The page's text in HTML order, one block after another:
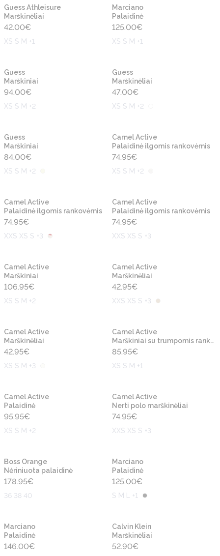
Guess Athleisure
Marškinėliai
42.00€
XS S M +1
Marciano
Palaidinė
125.00€
XS S M +1
Guess
Marškiniai
94.00€
XS S M +2
Guess
Marškinėliai
47.00€
XS S M +2
Guess
Marškiniai
84.00€
XS S M +2
Camel Active
Palaidinė ilgomis rankovėmis
74.95€
XS S M +2
Camel Active
Palaidinė ilgomis rankovėmis
74.95€
XXS XS S +3
Camel Active
Palaidinė ilgomis rankovėmis
74.95€
XXS XS S +3
Camel Active
Marškiniai
106.95€
XS S M +2
Camel Active
Marškinėliai
42.95€
XXS XS S +3
Camel Active
Marškinėliai
42.95€
XS S M +3
Camel Active
Marškiniai su trumpomis rankovėmis
85.95€
XS S M +1
Camel Active
Palaidinė
95.95€
XS S M +2
Camel Active
Nerti polo marškinėliai
74.95€
XXS XS S +3
Boss Orange
Nėriniuota palaidinė
178.95€
36 38 40
Marciano
Palaidinė
125.00€
S M L +1
Marciano
Palaidinė
146.00€
Calvin Klein
Marškinėliai
52.90€